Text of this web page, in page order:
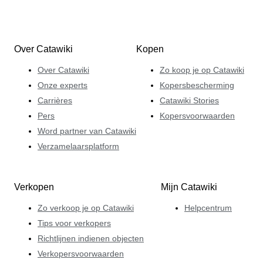
Over Catawiki
Over Catawiki
Onze experts
Carrières
Pers
Word partner van Catawiki
Verzamelaarsplatform
Kopen
Zo koop je op Catawiki
Kopersbescherming
Catawiki Stories
Kopersvoorwaarden
Verkopen
Zo verkoop je op Catawiki
Tips voor verkopers
Richtlijnen indienen objecten
Verkopersvoorwaarden
Mijn Catawiki
Helpcentrum